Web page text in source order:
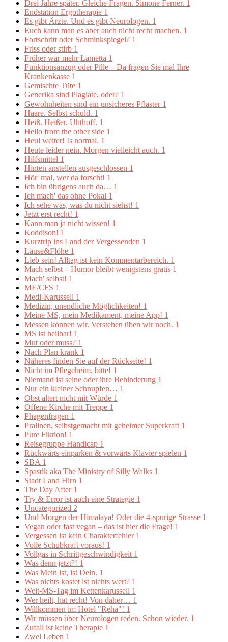
Drei Jahre später. Gleiche Fragen. Simone Ferner. 1
Endstation Ergotherapie 1
Es gibt Ärzte. Und es gibt Neurologen. 1
Euch kann man es aber auch nicht recht machen. 1
Fortschritt oder Schminkspiegel? 1
Friss oder stirb 1
Früher war mehr Lametta 1
Funktionsanzug oder Pille – Da fragen Sie mal Ihre
Krankenkasse 1
Gemischte Tüte 1
Generika sind Plagiate, oder? 1
Gewohnheiten sind ein unsicheres Pflaster 1
Haare. Selbst schuld. 1
Heiß. Heißer. Uhthoff. 1
Hello from the other side 1
Heul weiter! Is normal. 1
Heute leider nein. Morgen vielleicht auch. 1
Hilfsmittel 1
Hinten anstellen ausgeschlossen 1
Hör' mal, wer da forscht! 1
Ich bin übrigens auch da… 1
Ich mach' das ohne Pokal 1
Ich sehe was, was du nicht siehst! 1
Jetzt erst recht! 1
Kann man ja nicht wissen! 1
Koddison! 1
Kurztrip ins Land der Vergessenden 1
Läuse&Flöhe 1
Lieb sein! Alltag ist kein Kommentarbereich. 1
Mach selbst – Humor bleibt wenigstens gratis 1
Mach' selbst! 1
ME/CFS 1
Medi-Karussell 1
Medizin, unendliche Möglichkeiten! 1
Meine MS, mein Medikament, meine App! 1
Messen können wir. Verstehen üben wir noch. 1
MS ist heilbar! 1
Mut oder muss? 1
Nach Plan krank 1
Näheres finden Sie auf der Rückseite! 1
Nicht im Pflegeheim, bitte! 1
Niemand ist seine oder ihre Behinderung 1
Nur ein kleiner Schnupfen… 1
Obst altert nicht mit Würde 1
Offene Kirche mit Treppe 1
Phagenfragen 1
Pralinen, selbstgemacht mit geheimer Superkraft 1
Pure Fiktion! 1
Reisegruppe Handicap 1
Rückwärts einparken & vorwärts Klavier spielen 1
SBA 1
Spastik aka The Ministry of Silly Walks 1
Stadt Land Hirn 1
The Day After 1
Try & Error ist auch eine Strategie 1
Uncategorized 2
Und Morgen der Himalaya! Oder die 4-spurige Strasse 1
Vegan oder fast vegan – das ist hier die Frage! 1
Vergessen ist kein Charakterfehler 1
Volle Schubkraft voraus! 1
Vollgas in Schrittgeschwindigkeit 1
Was denn jetzt?! 1
Was Mein ist, ist Dein. 1
Was nichts kostet ist nichts wert? 1
Welt-MS-Tag im Kettenkarussell 1
Wer heilt, hat recht! Von daher… 1
Willkommen im Hotel "Reha"! 1
Wir müssen über Neurologen reden. Schon wieder. 1
Zufall ist keine Therapie 1
Zwei Leben 1